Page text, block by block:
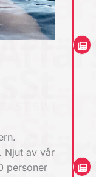
Njut av vår
personer